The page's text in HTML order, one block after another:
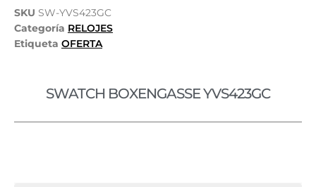
SKU SW-YVS423GC
Categoría RELOJES
Etiqueta OFERTA
SWATCH BOXENGASSE YVS423GC